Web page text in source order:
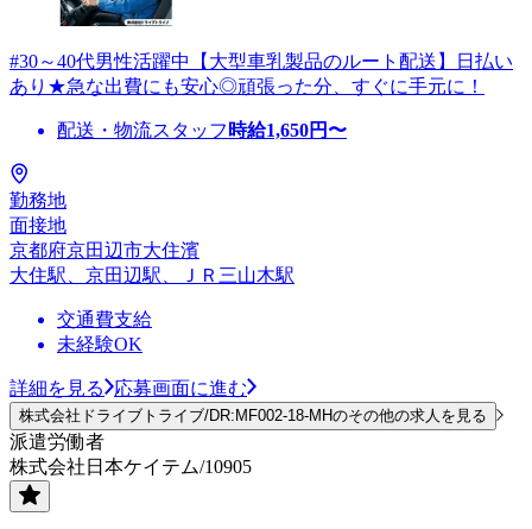
#30～40代男性活躍中【大型車乳製品のルート配送】日払い
あり★急な出費にも安心◎頑張った分、すぐに手元に！
配送・物流スタッフ 時給1,650円〜
勤務地
面接地
京都府京田辺市大住濱
大住駅、京田辺駅、ＪＲ三山木駅
交通費支給
未経験OK
詳細を見る 応募画面に進む
株式会社ドライブトライブ/DR:MF002-18-MHのその他の求人を見る
派遣労働者
株式会社日本ケイテム/10905